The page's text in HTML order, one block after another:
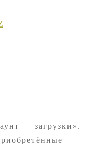
— загрузки».